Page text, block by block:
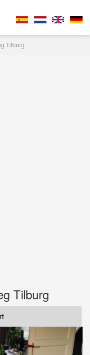
Tilburg
Tilburg